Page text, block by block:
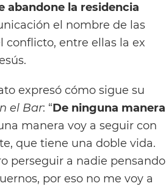
abandone la residencia
el nombre de las
conflicto, entre ellas la ex
expresó cómo sigue su
el Bar: “De ninguna manera
manera voy a seguir con
que tiene una doble vida.
perseguir a nadie pensando
por eso no me voy a